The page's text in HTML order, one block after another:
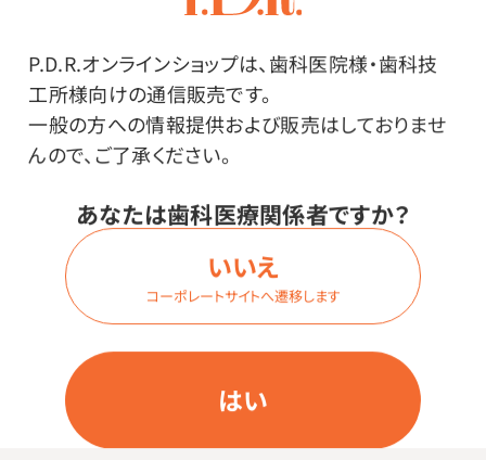
P.D.R.オンラインショップは、歯科医院様・歯科技
工所様向けの通信販売です。
一般の方への情報提供および販売はしておりませ
んので、ご了承ください。
あなたは歯科医療関係者ですか？
はい
いいえ
コーポレートサイトへ遷移します
ログイン
商品詳細
100枚ずつ真空パックすることで、とってもコンパクトに！
保管スペースが節約できます。